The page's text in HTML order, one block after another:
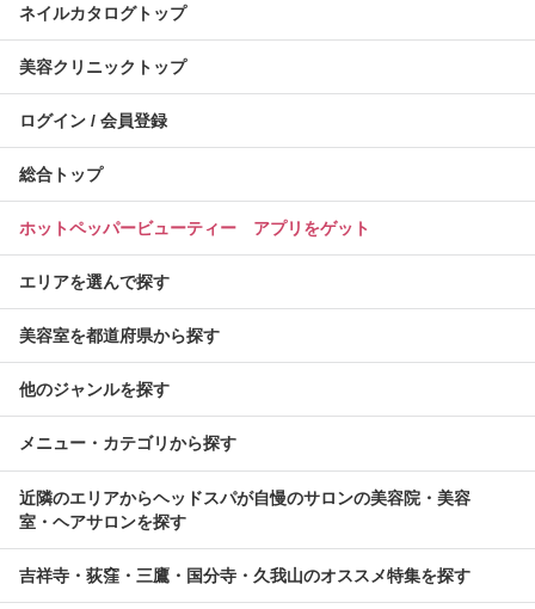
ネイルカタログトップ
美容クリニックトップ
ログイン / 会員登録
総合トップ
ホットペッパービューティー アプリをゲット
エリアを選んで探す
美容室を都道府県から探す
他のジャンルを探す
メニュー・カテゴリから探す
近隣のエリアからヘッドスパが自慢のサロンの美容院・美容
室・ヘアサロンを探す
吉祥寺・荻窪・三鷹・国分寺・久我山のオススメ特集を探す